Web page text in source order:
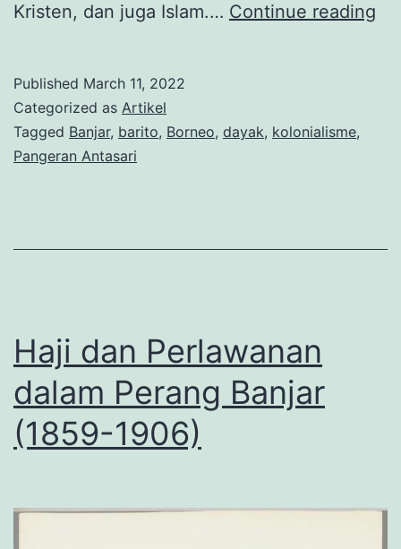
Kristen, dan juga Islam.… Continue reading
Published March 11, 2022
Categorized as Artikel
Tagged Banjar, barito, Borneo, dayak, kolonialisme,
Pangeran Antasari
Haji dan Perlawanan
dalam Perang Banjar
(1859-1906)